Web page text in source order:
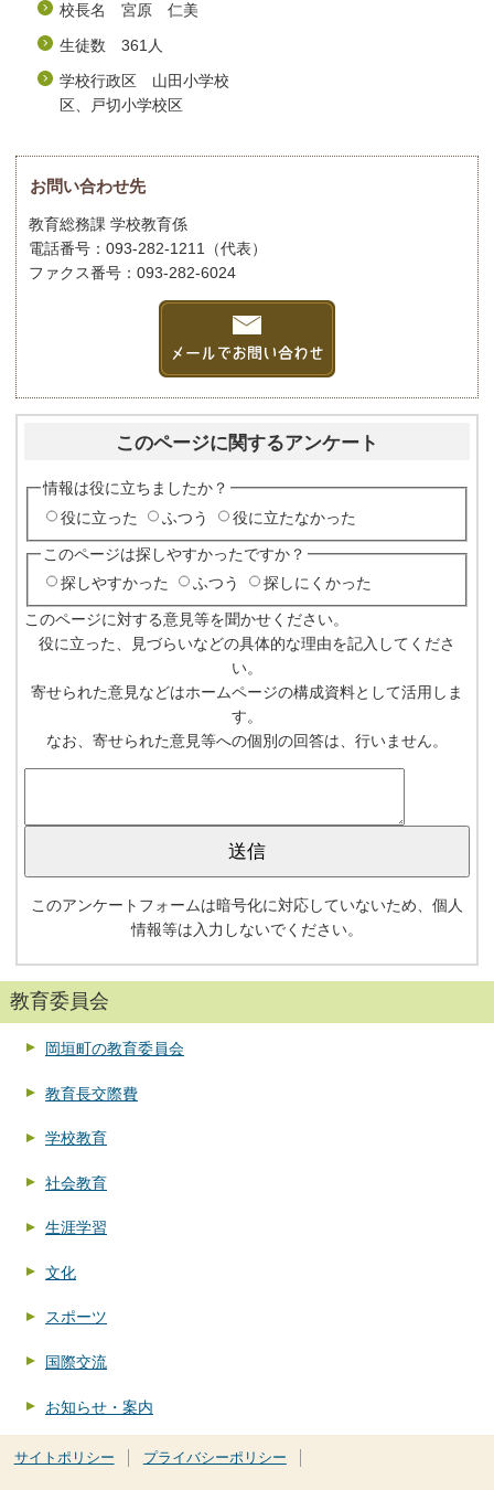
校長名 宮原 仁美
生徒数 361人
学校行政区 山田小学校
区、戸切小学校区
お問い合わせ先
教育総務課 学校教育係
電話番号：093-282-1211（代表）
ファクス番号：093-282-6024
このページに関するアンケート
情報は役に立ちましたか？
役に立った
ふつう 役に立たなかった
このページは探しやすかったですか？
探しやすかった
ふつう 探しにくかった
このページに対する意見等を聞かせください。
役に立った、見づらいなどの具体的な理由を記入してくださ
い。
寄せられた意見などはホームページの構成資料として活用しま
す。
なお、寄せられた意見等への個別の回答は、行いません。
このアンケートフォームは暗号化に対応していないため、個人
情報等は入力しないでください。
教育委員会
岡垣町の教育委員会
教育長交際費
学校教育
社会教育
生涯学習
文化
スポーツ
国際交流
お知らせ・案内
サイトポリシー プライバシーポリシー